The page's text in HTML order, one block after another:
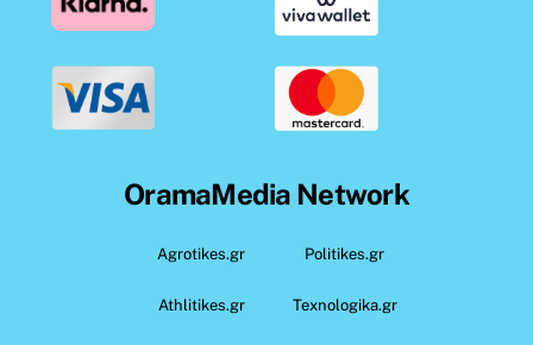
OramaMedia Network
Agrotikes.gr Politikes.gr
Athlitikes.gr Texnologika.gr